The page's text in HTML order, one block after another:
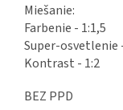
Miešanie:
Farbenie - 1:1,5
Super-osvetlenie
Kontrast - 1:2
BEZ PPD